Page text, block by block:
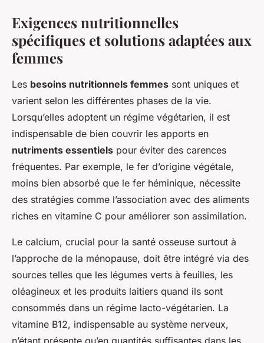
Exigences nutritionnelles
spécifiques et solutions adaptées aux
femmes
Les besoins nutritionnels femmes sont uniques et
varient selon les différentes phases de la vie.
Lorsqu’elles adoptent un régime végétarien, il est
indispensable de bien couvrir les apports en
nutriments essentiels pour éviter des carences
fréquentes. Par exemple, le fer d’origine végétale,
moins bien absorbé que le fer héminique, nécessite
des stratégies comme l’association avec des aliments
riches en vitamine C pour améliorer son assimilation.
Le calcium, crucial pour la santé osseuse surtout à
l’approche de la ménopause, doit être intégré via des
sources telles que les légumes verts à feuilles, les
oléagineux et les produits laitiers quand ils sont
consommés dans un régime lacto-végétarien. La
vitamine B12, indispensable au système nerveux,